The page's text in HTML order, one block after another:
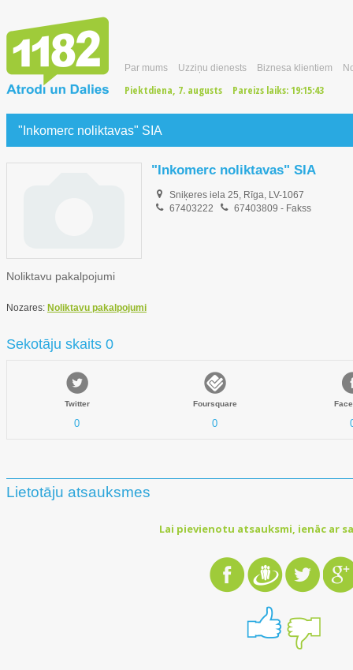
Par mums Uzziņu dienests Biznesa klientiem
Piektdiena, 7. augusts Pareizs laiks: 19:15:44
"Inkomerc noliktavas" SIA
"Inkomerc noliktavas" SIA
Sniķeres iela 25, Rīga, LV-1067
67403222
67403809 - Fakss
Noliktavu pakalpojumi
Nozares: Noliktavu pakalpojumi
Sekotāju skaits 0
Twitter
0
Foursquare
0
Lietotāju atsauksmes
Lai pievienotu atsauksmi, ienāc ar